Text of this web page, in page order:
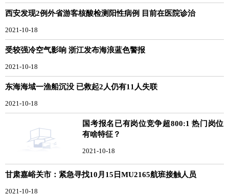
西安发现2例外省游客核酸检测阳性病例 目前在医院诊治
2021-10-18
受较强冷空气影响 浙江发布海浪蓝色警报
2021-10-18
东海海域一渔船沉没 已救起2人仍有11人失联
2021-10-18
国考报名已有岗位竞争超800:1 热门岗位
有啥特征？
2021-10-18
甘肃嘉峪关市：紧急寻找10月15日MU2165航班接触人员
2021-10-18